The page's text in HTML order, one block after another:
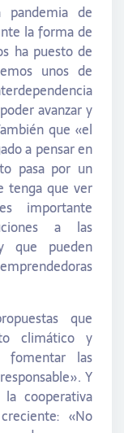
de
la forma de
ha puesto de
unos de
avanzar y
que «el
a pensar en
pasa por un
tenga que ver
importante
a las
que pueden
que
climático y
fomentar las
Y
cooperativa
«No